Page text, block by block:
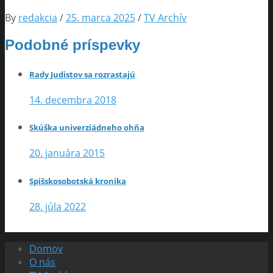
By redakcia /25. marca 2025/TV Archív
Podobné príspevky
Rady Judistov sa rozrastajú
14. decembra 2018
Skúška univerziádneho ohňa
20. januára 2015
Spišskosobotská kronika
28. júla 2022
Domov
O nás